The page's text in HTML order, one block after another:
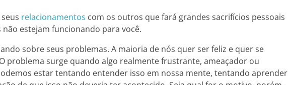
relacionamentos com os outros que fará grandes sacrifícios pessoais
estejam funcionando para você.
sobre seus problemas. A maioria de nós quer ser feliz e quer se
problema surge quando algo realmente frustrante, ameaçador ou
estar tentando entender isso em nossa mente, tentando aprender